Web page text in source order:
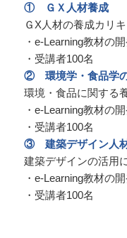
① ＧＸ人材養成
ＧX人材の養成カリ
・e-Learning教材の開
・受講者100名
② 環境学・食品学
環境・食品に関する
・e-Learning教材の開
・受講者100名
③ 建築デザイン人
建築デザインの活用
・e-Learning教材の開
・受講者100名